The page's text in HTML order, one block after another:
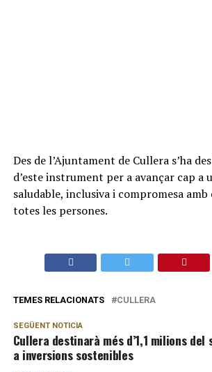
Des de l’Ajuntament de Cullera s’ha
d’este instrument per a avançar cap a
saludable, inclusiva i compromesa amb
totes les persones.
TEMES RELACIONATS CULLERA
SEGÜENT NOTICIA
Cullera destinarà més d’1,1 milions
a inversions sostenibles